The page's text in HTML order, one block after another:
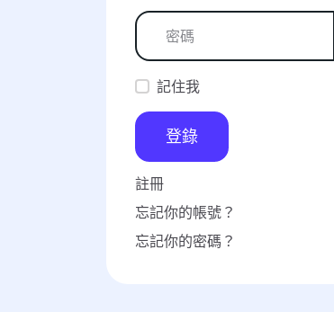
記住我
登錄
註冊
忘記你的帳號？
忘記你的密碼？